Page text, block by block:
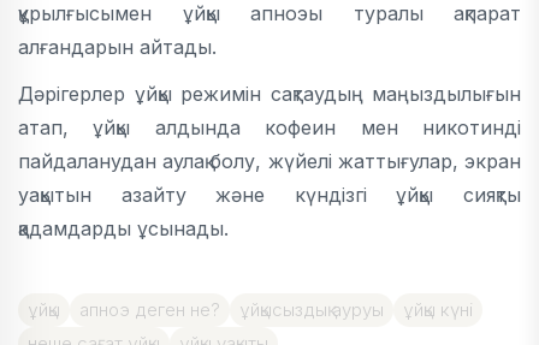
құрылғысымен ұйқы апноэы туралы ақпарат
алғандарын айтады.
Дәрігерлер ұйқы режимін сақтаудың маңыздылығын
атап, ұйқы алдында кофеин мен никотинді
пайдаланудан аулақ болу, жүйелі жаттығулар, экран
уақытын азайту және күндізгі ұйқы сияқты
қадамдарды ұсынады.
ұйқы апноэ деген не? ұйқысыздық ауруы
ұйқы күні